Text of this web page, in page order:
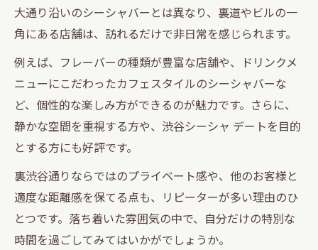
デートや友人と満喫するシーシャの楽しみ方
デート利用におすすめのシーシャ裏道体験
友人同士で楽しむ裏渋谷通りのシーシャ時
間
シーシャで会話が弾む裏道スポットの選び
方
裏渋谷通りでシーシャデートを成功させる
コツ
グループで過ごす裏道シーシャの楽しみ方
大通り沿いのシーシャバーとは異なり、裏道やビルの一
角にある店舗は、訪れるだけで非日常を感じられます。
例えば、フレーバーの種類が豊富な店舗や、ドリンクメ
ニューにこだわったカフェスタイルのシーシャバーな
ど、個性的な楽しみ方ができるのが魅力です。さらに、
静かな空間を重視する方や、渋谷シーシャ デートを目的
とする方にも好評です。
裏渋谷通りならではのプライベート感や、他のお客様と
適度な距離感を保てる点も、リピーターが多い理由のひ
とつです。落ち着いた雰囲気の中で、自分だけの特別な
時間を過ごしてみてはいかがでしょうか。